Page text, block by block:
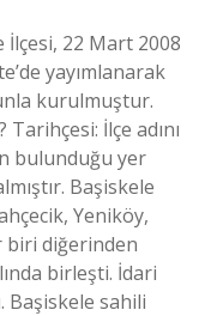
İlçesi, 22 Mart 2008
yayımlanarak
kurulmuştur.
Tarihçesi: İlçe adını
bulunduğu yer
Başiskele
Yeniköy,
biri diğerinden
birleşti. İdari
Başiskele sahili